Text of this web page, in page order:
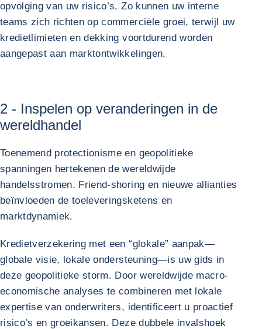
opvolging van uw risico’s. Zo kunnen uw interne
teams zich richten op commerciële groei, terwijl uw
kredietlimieten en dekking voortdurend worden
aangepast aan marktontwikkelingen.
2 - Inspelen op veranderingen in de
wereldhandel
Toenemend protectionisme en geopolitieke
spanningen hertekenen de wereldwijde
handelsstromen. Friend-shoring en nieuwe allianties
beïnvloeden de toeleveringsketens en
marktdynamiek.
Kredietverzekering met een “glokale” aanpak—
globale visie, lokale ondersteuning—is uw gids in
deze geopolitieke storm. Door wereldwijde macro-
economische analyses te combineren met lokale
expertise van onderwriters, identificeert u proactief
risico’s en groeikansen. Deze dubbele invalshoek